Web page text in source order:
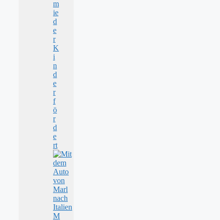
m
ie
d
e
r
K
i
n
d
e
r
f
ö
r
d
e
rt
M